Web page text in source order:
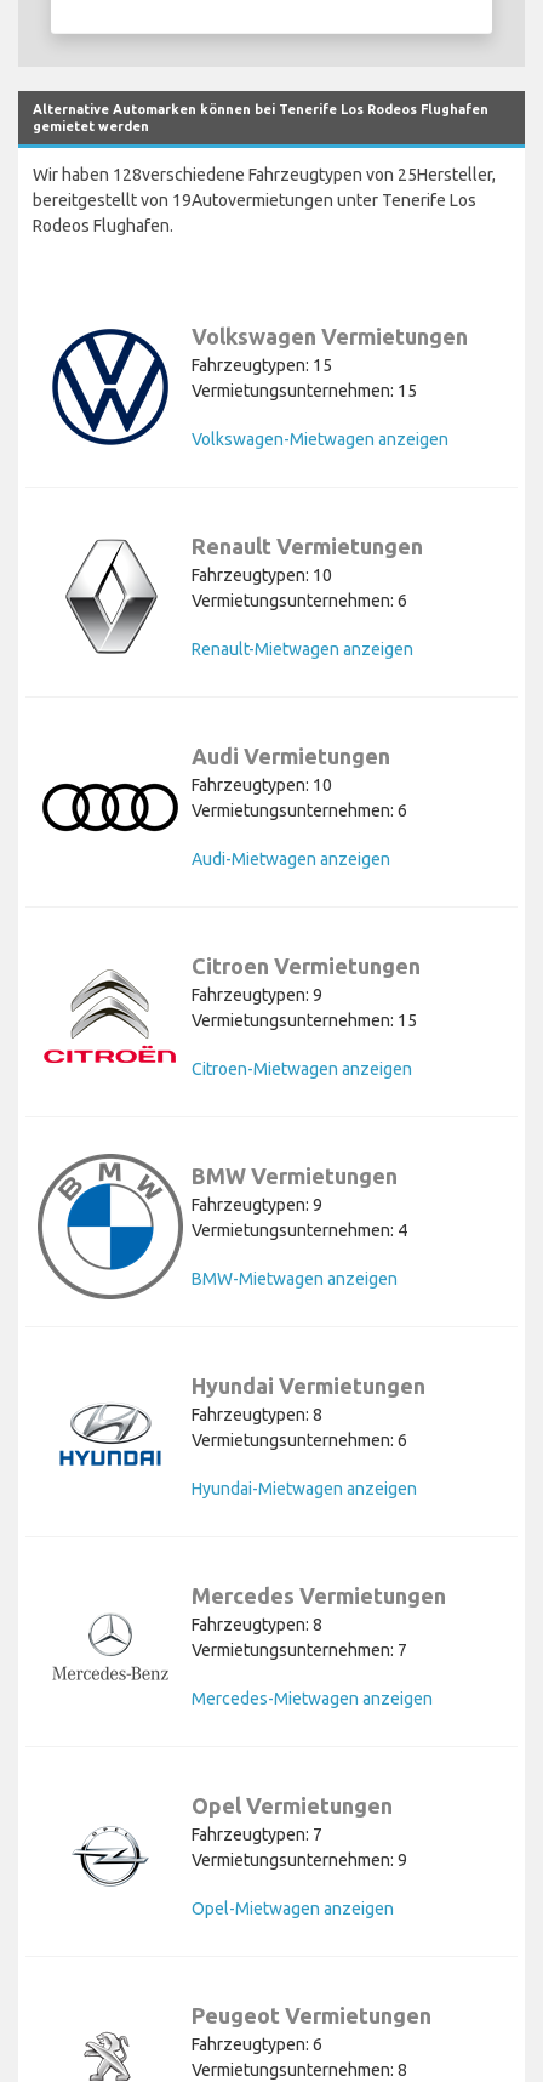
Alternative Automarken können bei Tenerife Los Rodeos Flughafen
gemietet werden
Wir haben 128verschiedene Fahrzeugtypen von 25Hersteller,
bereitgestellt von 19Autovermietungen unter Tenerife Los
Rodeos Flughafen.
Volkswagen Vermietungen
Fahrzeugtypen: 15
Vermietungsunternehmen: 15
Volkswagen-Mietwagen anzeigen
Renault Vermietungen
Fahrzeugtypen: 10
Vermietungsunternehmen: 6
Renault-Mietwagen anzeigen
Audi Vermietungen
Fahrzeugtypen: 10
Vermietungsunternehmen: 6
Audi-Mietwagen anzeigen
Citroen Vermietungen
Fahrzeugtypen: 9
Vermietungsunternehmen: 15
Citroen-Mietwagen anzeigen
BMW Vermietungen
Fahrzeugtypen: 9
Vermietungsunternehmen: 4
BMW-Mietwagen anzeigen
Hyundai Vermietungen
Fahrzeugtypen: 8
Vermietungsunternehmen: 6
Hyundai-Mietwagen anzeigen
Mercedes Vermietungen
Fahrzeugtypen: 8
Vermietungsunternehmen: 7
Mercedes-Mietwagen anzeigen
Opel Vermietungen
Fahrzeugtypen: 7
Vermietungsunternehmen: 9
Opel-Mietwagen anzeigen
Peugeot Vermietungen
Fahrzeugtypen: 6
Vermietungsunternehmen: 8